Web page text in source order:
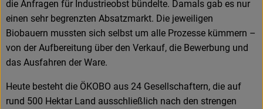
die Anfragen für Industrieobst bündelte. Damals gab es nur
einen sehr begrenzten Absatzmarkt. Die jeweiligen
Biobauern mussten sich selbst um alle Prozesse kümmern –
von der Aufbereitung über den Verkauf, die Bewerbung und
das Ausfahren der Ware.
Heute besteht die ÖKOBO aus 24 Gesellschaftern, die auf
rund 500 Hektar Land ausschließlich nach den strengen